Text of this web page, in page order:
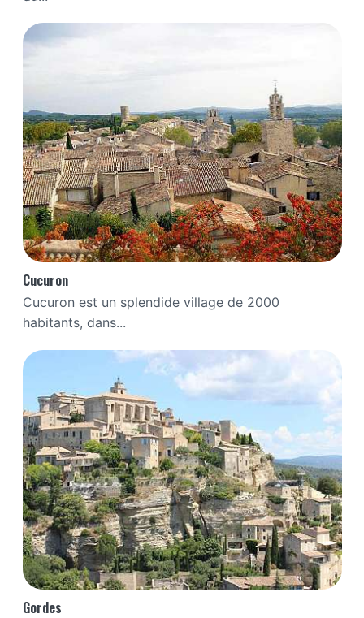
Cucuron
Cucuron est un splendide village de 2000
habitants, dans...
Gordes